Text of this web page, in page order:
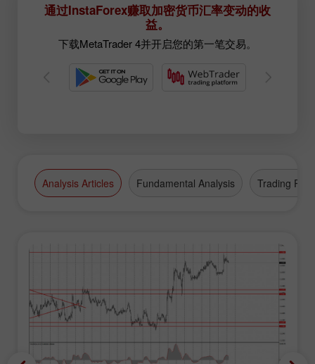
通过InstaForex赚取加密货币汇率变动的收
益。
下载MetaTrader 4并开启您的第一笔交易。
Analysis Articles Fundamental Analysis Trading Plan